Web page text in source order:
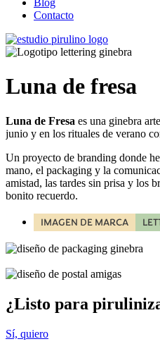
Blog
Contacto
Luna de fresa
Luna de Fresa es una ginebra
junio y en los rituales de verano
Un proyecto de branding donde
mano, el packaging y la
amistad, las tardes sin prisa y los
bonito recuerdo.
IMAGEN DE MARCA
¿Listo para
Sí, quiero